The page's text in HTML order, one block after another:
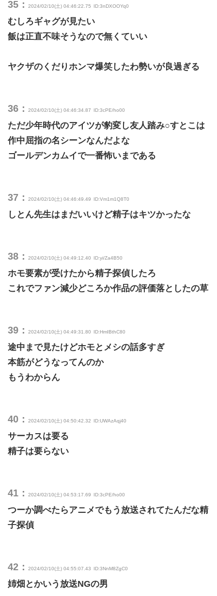
35： 2024/02/10(土) 04:46:22.75 ID:3nDXOOYq0
むしろギャグが見たい
飯は正直不味そうなので無くていい
ヤクザのくだりホンマ爆笑したわ勢いが良過ぎる
36： 2024/02/10(土) 04:46:34.87 ID:3cPE/ho00
ただ少年時代のアイツが豹変し友人踏み○すとこは
作中屈指の名シーンなんだよな
ゴールデンカムイで一番怖いまである
37： 2024/02/10(土) 04:46:49.49 ID:Vm1m1Q8T0
しとん先生はまだいいけど精子はキツかったな
38： 2024/02/10(土) 04:49:12.40 ID:yi/Za4B50
ホモ要素が受けたから精子探偵したろ
これでファン減少どころか作品の評価落としたの草
39： 2024/02/10(土) 04:49:31.80 ID:HmIBthC80
途中まで見たけどホモとメシの話多すぎ
本筋がどうなってんのか
もうわからん
40： 2024/02/10(土) 04:50:42.32 ID:UWAzAqj40
サーカスは要る
精子は要らない
41： 2024/02/10(土) 04:53:17.69 ID:3cPE/ho00
つーか調べたらアニメでもう放送されてたんだな精
子探偵
42： 2024/02/10(土) 04:55:07.43 ID:3NnM8ZgC0
姉畑とかいう放送NGの男